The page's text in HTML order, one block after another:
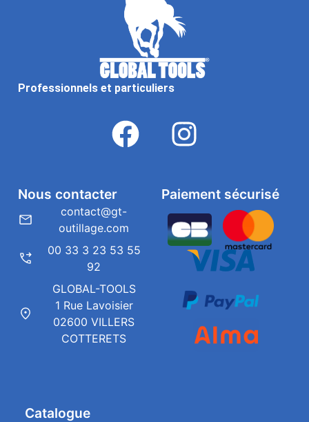
Professionnels et particuliers
Catalogue
Paiement sécurisé
Nous contacter
contact@gt-
outillage.com
00 33 3 23 53 55
92
GLOBAL-TOOLS
1 Rue Lavoisier
02600 VILLERS
COTTERETS